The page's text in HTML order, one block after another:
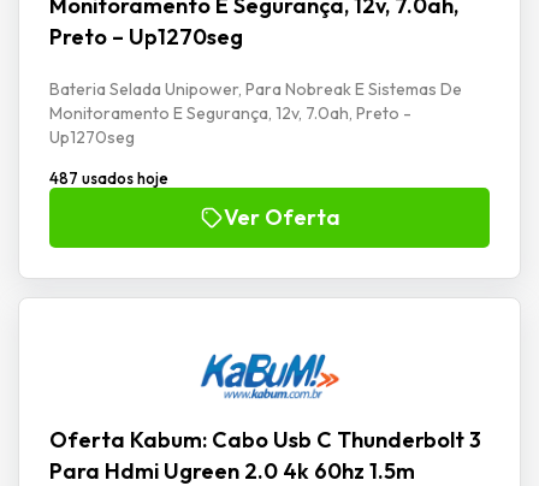
Preto – Up1270seg
Bateria Selada Unipower, Para Nobreak E Sistemas De
Monitoramento E Segurança, 12v, 7.0ah, Preto -
Up1270seg
487 usados hoje
Ver Oferta
Oferta Kabum: Cabo Usb C Thunderbolt 3
Para Hdmi Ugreen 2.0 4k 60hz 1.5m